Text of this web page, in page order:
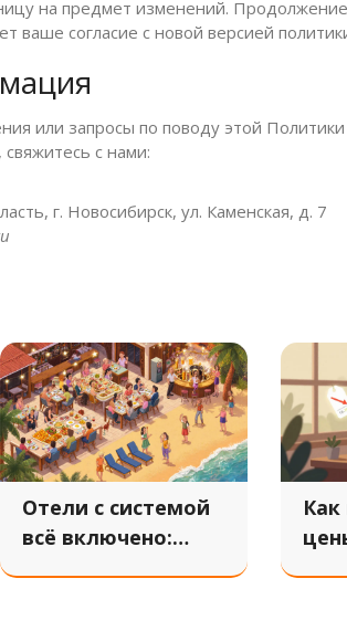
на предмет изменений.
ваше согласие с новой версией
или запросы по поводу этой Политики
с нами:
г. Новосибирск, ул. Каменская, д. 7
Отели с системой
всё включено: